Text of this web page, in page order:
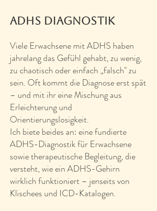
Gerne unterstütze ich Sie dabei, ihre
Ressourcen und Stärken (wieder-) zu
entdecken und Ihre Prioritäten und
Wünsche zu visualisieren. Dazu ist es
nötig, dass wir uns gemeinsam auf die
Suche nach den Problemursachen
begeben, nicht selten spielen dabei
erlernte Glaubenssätze sowie
unbewusste Verhaltensmuster eine
Rolle. Darauf aufbauend möchte ich
dann mit Ihnen gemeinsam nach
Möglichkeiten suchen die hinderlichen
Prozesse zu überwinden, sodass Sie
neue Wege beschreiten können
ADHS Diagnostik
Viele Erwachsene mit ADHS haben
jahrelang das Gefühl gehabt, zu wenig,
zu chaotisch oder einfach „falsch" zu
sein. Oft kommt die Diagnose erst spät
– und mit ihr eine Mischung aus
Erleichterung und
Orientierungslosigkeit.
Ich biete beides an: eine fundierte
ADHS-Diagnostik für Erwachsene
sowie therapeutische Begleitung, die
versteht, wie ein ADHS-Gehirn
wirklich funktioniert – jenseits von
Klischees und ICD-Katalogen.